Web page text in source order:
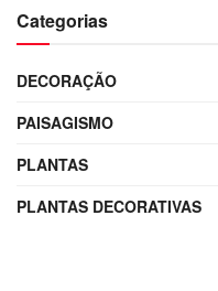
Categorias
DECORAÇÃO
PAISAGISMO
PLANTAS
PLANTAS DECORATIVAS